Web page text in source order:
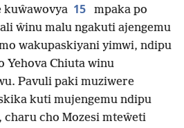
kuŵawovya 15
mpaka po
ŵinu malu ngakuti ajengemu
wakupaskiyani yimwi, ndipu
Yehova Chiuta winu
Pavuli paki muziwere
kuti mujengemu ndipu
cho Mozesi mteŵeti